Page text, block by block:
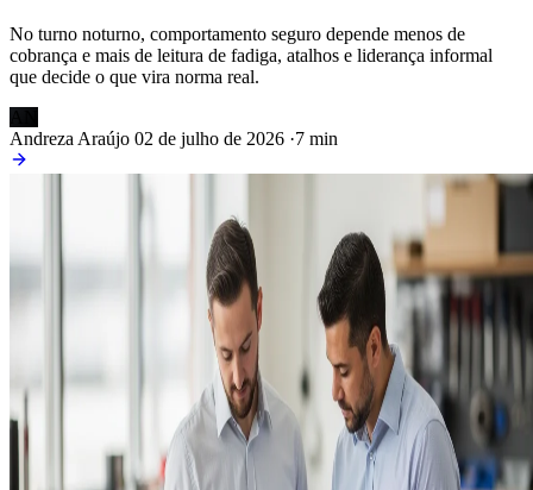
No turno noturno, comportamento seguro depende menos de
cobrança e mais de leitura de fadiga, atalhos e liderança informal
que decide o que vira norma real.
Andreza Araújo 02 de julho de 2026 ·7 min